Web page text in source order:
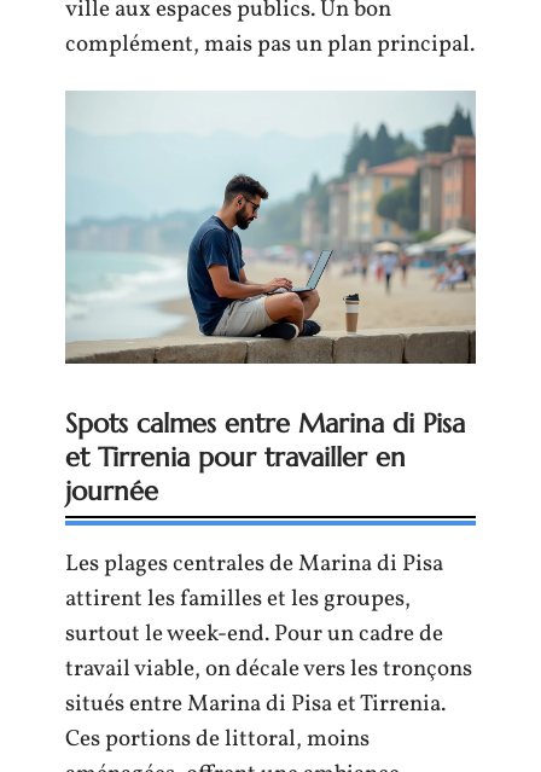
ville aux espaces publics. Un bon
complément, mais pas un plan principal.
Spots calmes entre Marina di Pisa
et Tirrenia pour travailler en
journée
Les plages centrales de Marina di Pisa
attirent les familles et les groupes,
surtout le week-end. Pour un cadre de
travail viable, on décale vers les tronçons
situés entre Marina di Pisa et Tirrenia.
Ces portions de littoral, moins